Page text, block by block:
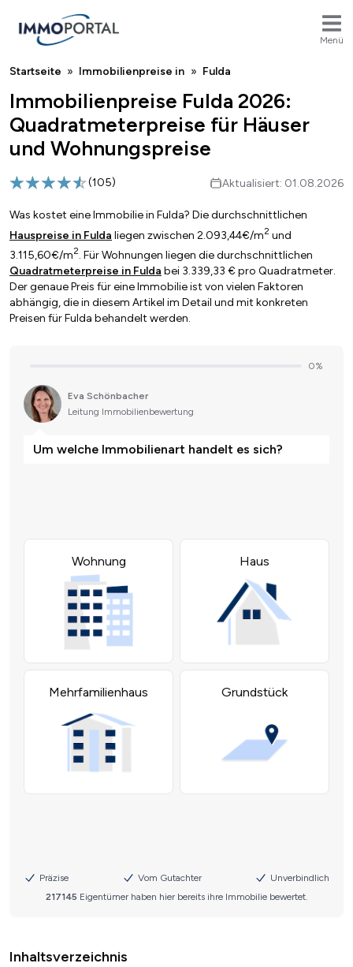
Menü
Breadcrumb
Startseite Immobilienpreise in Fulda
Immobilienpreise Fulda 2026:
Quadratmeterpreise für Häuser
und Wohnungspreise
(105) Aktualisiert: 01.08.2026
Was kostet eine Immobilie in Fulda? Die durchschnittlichen
Hauspreise in Fulda liegen zwischen 2.093,44€/m2 und
3.115,60€/m2. Für Wohnungen liegen die durchschnittlichen
Quadratmeterpreise in Fulda bei 3.339,33 € pro Quadratmeter.
Der genaue Preis für eine Immobilie ist von vielen Faktoren
abhängig, die in diesem Artikel im Detail und mit konkreten
Preisen für Fulda behandelt werden.
Inhaltsverzeichnis